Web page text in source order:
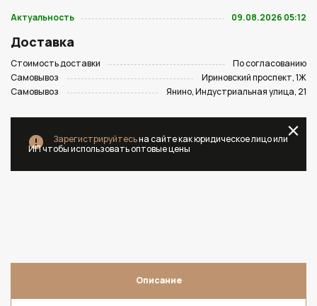
Актуальность
09.08.2026 05:12
Доставка
Стоимость доставки
По согласованию
Самовывоз
Ириновский проспект, 1Ж
Самовывоз
Янино, Индустриальная улица, 21
Зарегистрируйтесьна сайте как юридическое лицо или
ИП чтобы использовать оптовые цены
Описание